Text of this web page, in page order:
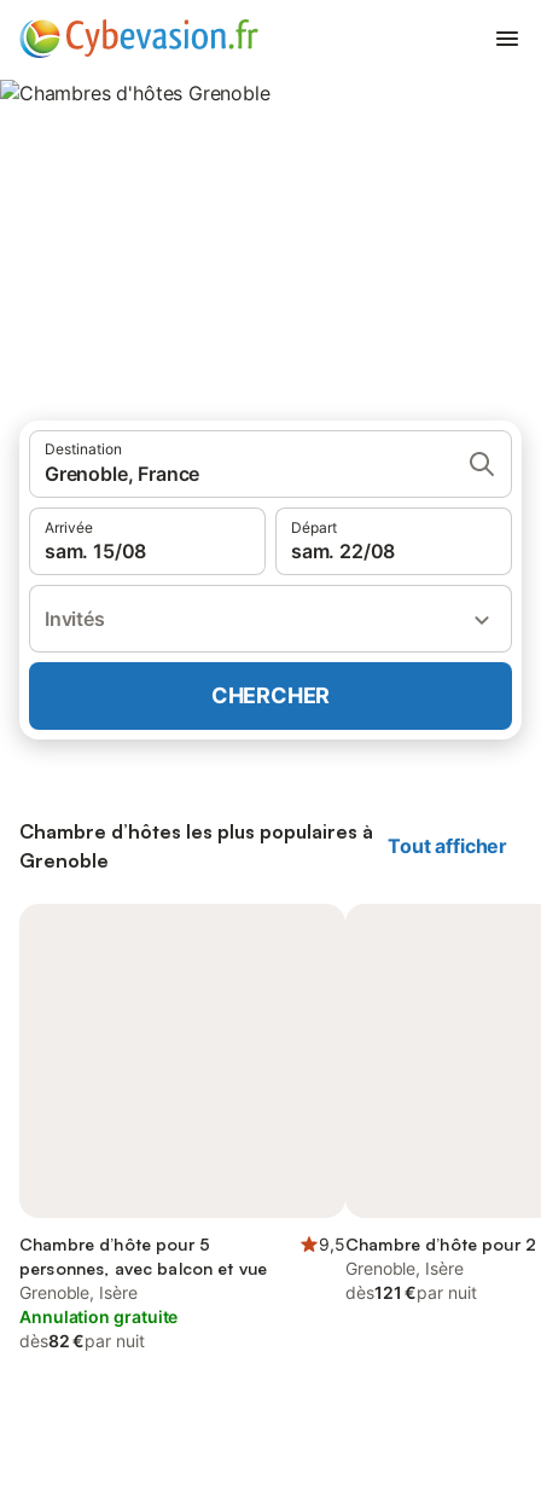
Destination
Grenoble, France
Arrivée
sam. 15/08
Départ
sam. 22/08
Invités
CHERCHER
Chambre d’hôtes les plus populaires à
Grenoble
Tout afficher
Chambre d’hôte pour 5
personnes, avec balcon et vue
9,5
Grenoble, Isère
Annulation gratuite
dès82 €par nuit
Chambre d’hôte pour
Grenoble, Isère
dès121 €par nuit